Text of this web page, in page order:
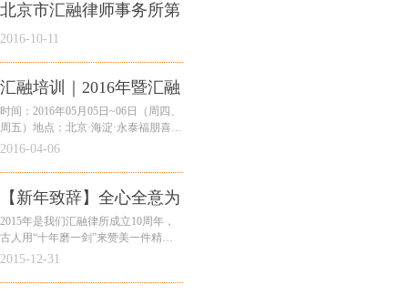
北京市汇融律师事务所第
三期融资租赁法律培训会
2016-10-11
汇融培训｜2016年暨汇融
律所第二届融资租赁法律
培训
时间：2016年05月05日~06日（周四、
周五）地点：北京·海淀·永泰福朋喜来
登酒店主办单位：北京市汇融律师事
心
2016-04-06
【新年致辞】全心全意为
客户服务——写在汇融律
所成立十周年之际_张稚
萍
2015年是我们汇融律所成立10周年，
古人用“十年磨一剑”来赞美一件精品
诞生所花费的心血。过去的十年，汇
专注于为融资租赁提供专业的法律服
2015-12-31